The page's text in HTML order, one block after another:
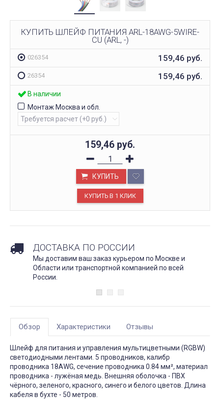
КУПИТЬ ШЛЕЙФ ПИТАНИЯ ARL-18AWG-5WIRE-
CU (ARL, -)
026354 159,46 руб.
26354 159,46 руб.
В наличии
Монтаж Москва и обл.
159,46 руб.
КУПИТЬ
ДОСТАВКА ПО РОССИИ
Мы доставим ваш заказ курьером по Москве и
Области или транспортной компанией по всей
России.
Обзор Характеристики Отзывы
Шлейф для питания и управления мультицветными (RGBW)
светодиодными лентами. 5 проводников, калибр
проводника 18AWG, сечение проводника 0.84 мм², материал
проводника - лужёная медь. Внешняя оболочка - ПВХ
чёрного, зеленого, красного, синего и белого цветов. Длина
кабеля в бухте - 50 метров.